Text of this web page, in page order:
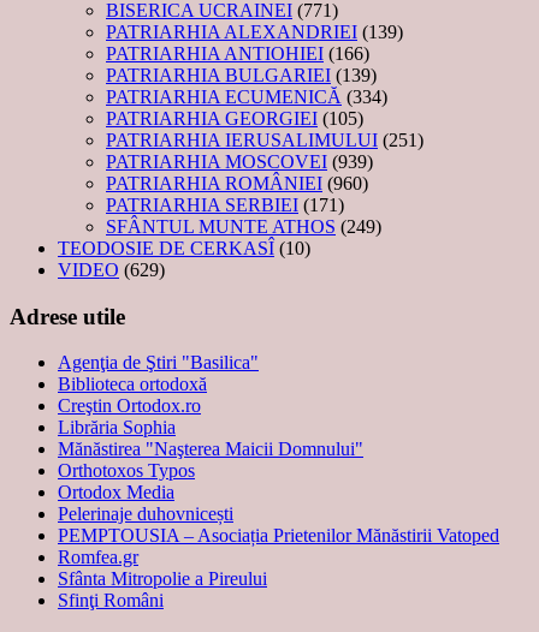
BISERICA UCRAINEI (771)
PATRIARHIA ALEXANDRIEI (139)
PATRIARHIA ANTIOHIEI (166)
PATRIARHIA BULGARIEI (139)
PATRIARHIA ECUMENICĂ (334)
PATRIARHIA GEORGIEI (105)
PATRIARHIA IERUSALIMULUI (251)
PATRIARHIA MOSCOVEI (939)
PATRIARHIA ROMÂNIEI (960)
PATRIARHIA SERBIEI (171)
SFÂNTUL MUNTE ATHOS (249)
TEODOSIE DE CERKASÎ (10)
VIDEO (629)
Adrese utile
Agenţia de Ştiri "Basilica"
Biblioteca ortodoxă
Creştin Ortodox.ro
Librăria Sophia
Mănăstirea "Naşterea Maicii Domnului"
Orthotoxos Typos
Ortodox Media
Pelerinaje duhovnicești
PEMPTOUSIA – Asociația Prietenilor Mănăstirii Vatoped
Romfea.gr
Sfânta Mitropolie a Pireului
Sfinţi Români